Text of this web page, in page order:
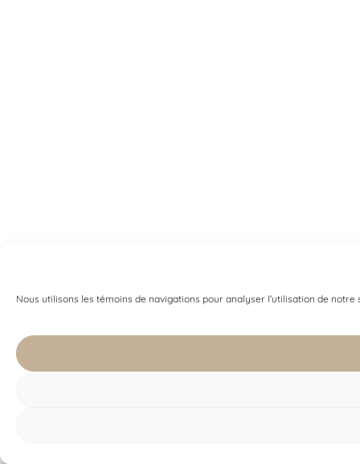
Nous utilisons les témoins de navigations pour analyser l'utilisation de